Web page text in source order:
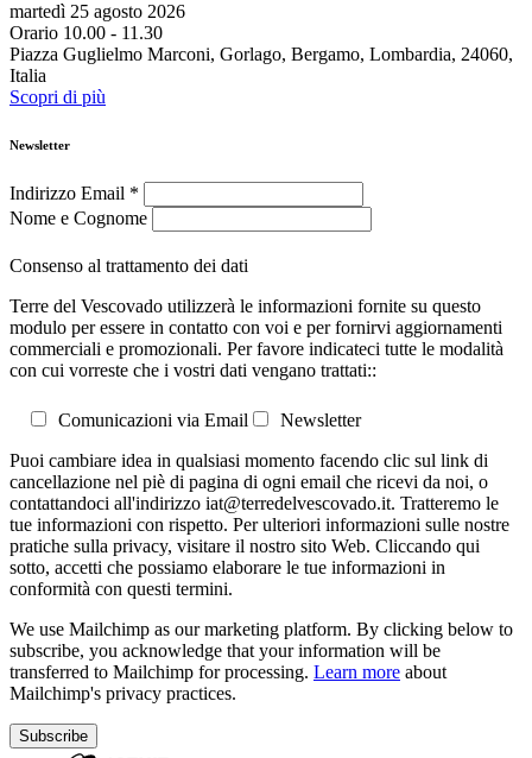
martedì 25 agosto 2026
Orario 10.00 - 11.30
Piazza Guglielmo Marconi, Gorlago, Bergamo, Lombardia, 24060,
Italia
Scopri di più
Newsletter
Indirizzo Email *
Nome e Cognome
Consenso al trattamento dei dati
Terre del Vescovado utilizzerà le informazioni fornite su questo
modulo per essere in contatto con voi e per fornirvi aggiornamenti
commerciali e promozionali. Per favore indicateci tutte le modalità
con cui vorreste che i vostri dati vengano trattati::
Comunicazioni via Email
Newsletter
Puoi cambiare idea in qualsiasi momento facendo clic sul link di
cancellazione nel piè di pagina di ogni email che ricevi da noi, o
contattandoci all'indirizzo iat@terredelvescovado.it. Tratteremo le
tue informazioni con rispetto. Per ulteriori informazioni sulle nostre
pratiche sulla privacy, visitare il nostro sito Web. Cliccando qui
sotto, accetti che possiamo elaborare le tue informazioni in
conformità con questi termini.
We use Mailchimp as our marketing platform. By clicking below to
subscribe, you acknowledge that your information will be
transferred to Mailchimp for processing. Learn more about
Mailchimp's privacy practices.